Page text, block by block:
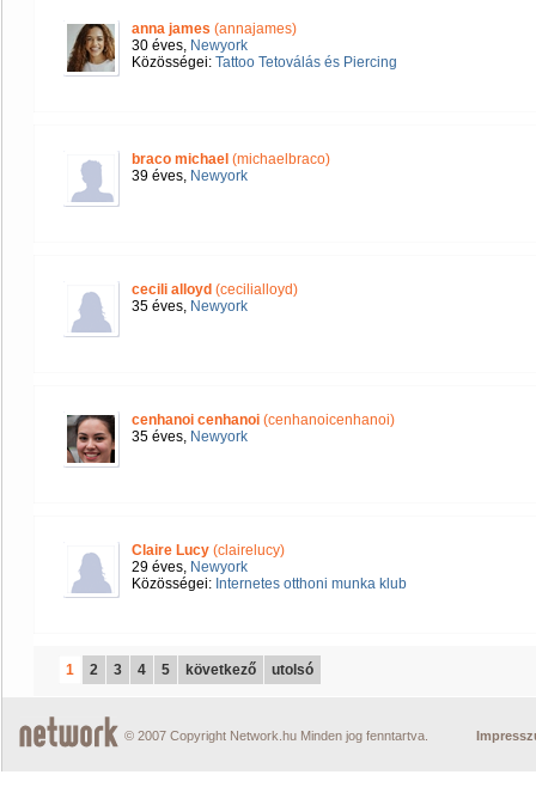
anna james (annajames)
30 éves, Newyork
Közösségei: Tattoo Tetoválás és Piercing
braco michael (michaelbraco)
39 éves, Newyork
cecili alloyd (cecilialloyd)
35 éves, Newyork
cenhanoi cenhanoi (cenhanoicenhanoi)
35 éves, Newyork
Claire Lucy (clairelucy)
29 éves, Newyork
Közösségei: Internetes otthoni munka klub
1 2 3 4 5 következő utolsó
© 2007 Copyright Network.hu Minden jog fenntartva.